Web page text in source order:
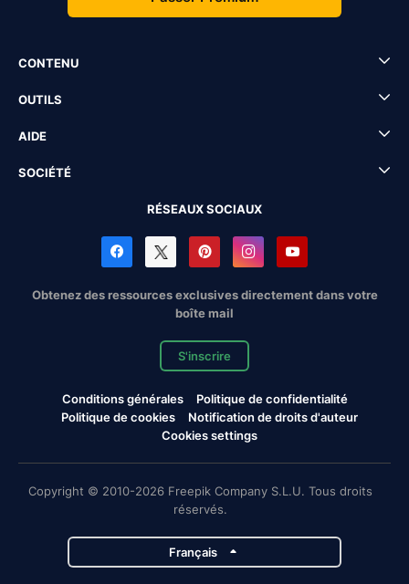
CONTENU
OUTILS
AIDE
SOCIÉTÉ
RÉSEAUX SOCIAUX
Obtenez des ressources exclusives directement dans votre
boîte mail
S'inscrire
Conditions générales
Politique de confidentialité
Politique de cookies
Notification de droits d'auteur
Cookies settings
Copyright © 2010-2026 Freepik Company S.L.U. Tous droits
réservés.
Français